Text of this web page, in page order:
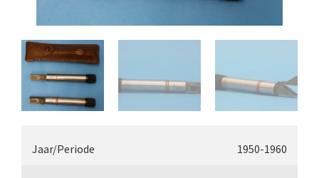
Chevalier, trommelmicroscoop (1831-
Nachet, ‘grand modèle’ (1856-1862)
Smith, Beck & Beck, ‘Lister limb’ (1857)
Jaar/Periode 1950-1960